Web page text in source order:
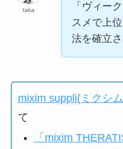
taka
「ヴィー
スメで上
法を確立
mixim suppli(ミクシ
て
「mixim